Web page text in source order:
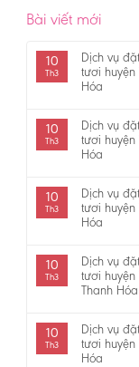
Bài viết mới
10
Th3
Dịch vụ
tươi huyện
Hóa
10
Th3
Dịch vụ
tươi huyện
Hóa
10
Th3
Dịch vụ
tươi huyện
Hóa
10
Th3
Dịch vụ
tươi huyện
Thanh Hóa
10
Th3
Dịch vụ
tươi huyện
Hóa